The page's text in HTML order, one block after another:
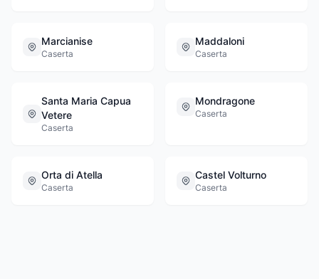
Marcianise
Caserta
Maddaloni
Caserta
Santa Maria Capua
Vetere
Caserta
Mondragone
Caserta
Orta di Atella
Caserta
Castel Volturno
Caserta